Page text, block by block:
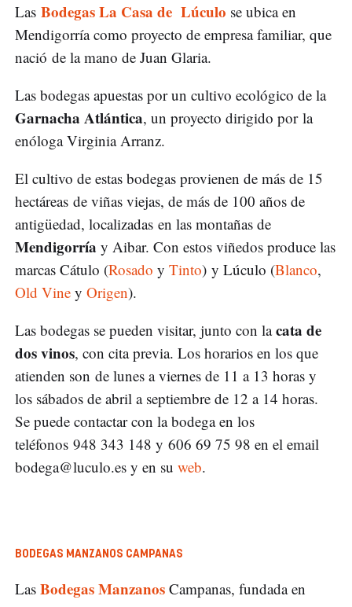
Las Bodegas La Casa de Lúculo se ubica en
Mendigorría como proyecto de empresa familiar, que
nació de la mano de Juan Glaria.
Las bodegas apuestas por un cultivo ecológico de la
Garnacha Atlántica, un proyecto dirigido por la
enóloga Virginia Arranz.
El cultivo de estas bodegas provienen de más de 15
hectáreas de viñas viejas, de más de 100 años de
antigüedad, localizadas en las montañas de
Mendigorría y Aibar. Con estos viñedos produce las
marcas Cátulo (Rosado y Tinto) y Lúculo (Blanco,
Old Vine y Origen).
Las bodegas se pueden visitar, junto con lacata de
dos vinos, con cita previa. Los horarios en los que
atienden son de lunes a viernes de 11 a 13 horas y
los sábados de abril a septiembre de 12 a 14 horas.
Se puede contactar con la bodega en los
teléfonos 948 343 148 y 606 69 75 98 en el email
bodega@luculo.es y en su web.
BODEGAS MANZANOS CAMPANAS
Las Bodegas Manzanos Campanas, fundada en